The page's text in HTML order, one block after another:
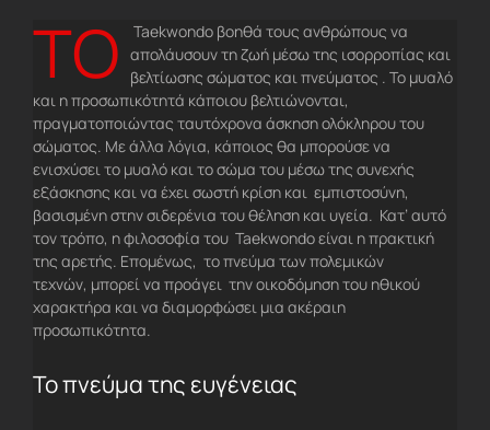
ΤΟ
Taekwondo βοηθά τους ανθρώπους να
απολάυσουν τη ζωή μέσω της ισορροπίας και
βελτίωσης σώματος και πνεύματος . Το μυαλό
και η προσωπικότητά κάποιου βελτιώνονται,
πραγματοποιώντας ταυτόχρονα άσκηση ολόκληρου του
σώματος. Με άλλα λόγια, κάποιος θα μπορούσε να
ενισχύσει το μυαλό και το σώμα του μέσω της συνεχής
εξάσκησης και να έχει σωστή κρίση και εμπιστοσύνη,
βασισμένη στην σιδερένια του θέληση και υγεία. Κατ’ αυτό
τον τρόπο, η φιλοσοφία του Taekwondo είναι η πρακτική
της αρετής. Επομένως, το πνεύμα των πολεμικών
τεχνών, μπορεί να προάγει την οικοδόμηση του ηθικού
χαρακτήρα και να διαμορφώσει μια ακέραιη
προσωπικότητα.
Το πνεύμα της ευγένειας